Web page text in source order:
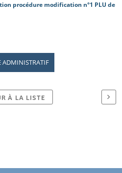
procédure modification n°1 PLU de
ADMINISTRATIF
À LA LISTE